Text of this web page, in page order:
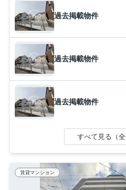
過去掲載物件
過去掲載物件
過去掲載物件
すべて見る（全
賃貸マンション